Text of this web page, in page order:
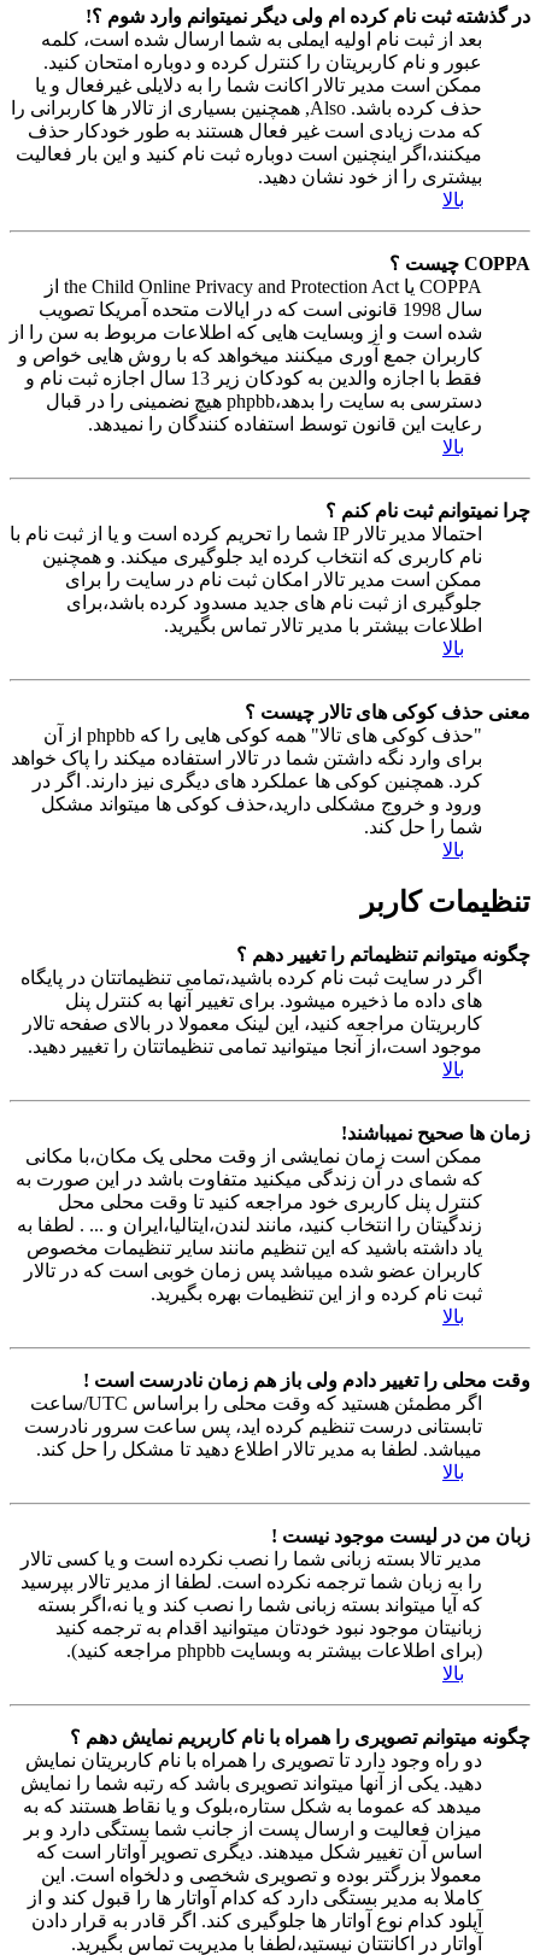
در گذشته ثبت نام کرده ام ولی دیگر نمیتوانم وارد شوم ؟!
بعد از ثبت نام اولیه ایملی به شما ارسال شده است، کلمه
عبور و نام کاربریتان را کنترل کرده و دوباره امتحان کنید.
ممکن است مدیر تالار اکانت شما را به دلایلی غیرفعال و یا
حذف کرده باشد. Also, همچنین بسیاری از تالار ها کاربرانی را
که مدت زیادی است غیر فعال هستند به طور خودکار حذف
میکنند،اگر اینچنین است دوباره ثبت نام کنید و این بار فعالیت
بیشتری را از خود نشان دهید.
بالا
COPPA چیست ؟
COPPA یا the Child Online Privacy and Protection Act از
سال 1998 قانونی است که در ایالات متحده آمریکا تصویب
شده است و از وبسایت هایی که اطلاعات مربوط به سن را از
کاربران جمع آوری میکنند میخواهد که با روش هایی خواص و
فقط با اجازه والدین به کودکان زیر 13 سال اجازه ثبت نام و
دسترسی به سایت را بدهد،phpbb هیچ نضمینی را در قبال
رعایت این قانون توسط استفاده کنندگان را نمیدهد.
بالا
چرا نمیتوانم ثبت نام کنم ؟
احتمالا مدیر تالار IP شما را تحریم کرده است و یا از ثبت نام با
نام کاربری که انتخاب کرده اید جلوگیری میکند. و همچنین
ممکن است مدیر تالار امکان ثبت نام در سایت را برای
جلوگیری از ثبت نام های جدید مسدود کرده باشد،برای
اطلاعات بیشتر با مدیر تالار تماس بگیرید.
بالا
معنی حذف کوکی های تالار چیست ؟
"حذف کوکی های تالا" همه کوکی هایی را که phpbb از آن
برای وارد نگه داشتن شما در تالار استفاده میکند را پاک خواهد
کرد. همچنین کوکی ها عملکرد های دیگری نیز دارند. اگر در
ورود و خروج مشکلی دارید،حذف کوکی ها میتواند مشکل
شما را حل کند.
بالا
تنظیمات کاربر
چگونه میتوانم تنظیماتم را تغییر دهم ؟
اگر در سایت ثبت نام کرده باشید،تمامی تنظیماتتان در پایگاه
های داده ما ذخیره میشود. برای تغییر آنها به کنترل پنل
کاربریتان مراجعه کنید، این لینک معمولا در بالای صفحه تالار
موجود است،از آنجا میتوانید تمامی تنظیماتتان را تغییر دهید.
بالا
زمان ها صحیح نمیباشند!
ممکن است زمان نمایشی از وقت محلی یک مکان،با مکانی
که شمای در آن زندگی میکنید متفاوت باشد در این صورت به
کنترل پنل کاربری خود مراجعه کنید تا وقت محلی محل
زندگیتان را انتخاب کنید، مانند لندن،ایتالیا،ایران و ... . لطفا به
یاد داشته باشید که این تنظیم مانند سایر تنظیمات مخصوص
کاربران عضو شده میباشد پس زمان خوبی است که در تالار
ثبت نام کرده و از این تنظیمات بهره بگیرید.
بالا
وقت محلی را تغییر دادم ولی باز هم زمان نادرست است !
اگر مطمئن هستید که وقت محلی را براساس UTC/ساعت
تابستانی درست تنظیم کرده اید، پس ساعت سرور نادرست
میباشد. لطفا به مدیر تالار اطلاع دهید تا مشکل را حل کند.
بالا
زبان من در لیست موجود نیست !
مدیر تالا بسته زبانی شما را نصب نکرده است و یا کسی تالار
را به زبان شما ترجمه نکرده است. لطفا از مدیر تالار بپرسید
که آیا میتواند بسته زبانی شما را نصب کند و یا نه،اگر بسته
زبانیتان موجود نبود خودتان میتوانید اقدام به ترجمه کنید
(برای اطلاعات بیشتر به وبسایت phpbb مراجعه کنید).
بالا
چگونه میتوانم تصویری را همراه با نام کاربریم نمایش دهم ؟
دو راه وجود دارد تا تصویری را همراه با نام کاربریتان نمایش
دهید. یکی از آنها میتواند تصویری باشد که رتبه شما را نمایش
میدهد که عموما به شکل ستاره،بلوک و یا نقاط هستند که به
میزان فعالیت و ارسال پست از جانب شما بستگی دارد و بر
اساس آن تغییر شکل میدهند. دیگری تصویر آواتار است که
معمولا بزرگتر بوده و تصویری شخصی و دلخواه است. این
کاملا به مدیر بستگی دارد که کدام آواتار ها را قبول کند و از
آپلود کدام نوع آواتار ها جلوگیری کند. اگر قادر به قرار دادن
آواتار در اکانتتان نیستید،لطفا با مدیریت تماس بگیرید.